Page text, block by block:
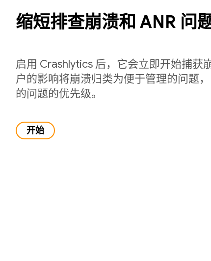
缩短排查崩溃和 ANR 问
启用 Crashlytics 后，它会立即开始捕获
户的影响将崩溃归类为便于管理的问题
的问题的优先级。
开始